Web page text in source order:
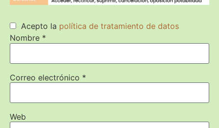
Acepto la política de tratamiento de datos
Nombre *
Correo electrónico *
Web